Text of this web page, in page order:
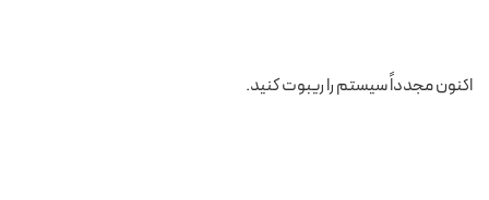
اکنون مجدداً سیستم را ریبوت کنید.